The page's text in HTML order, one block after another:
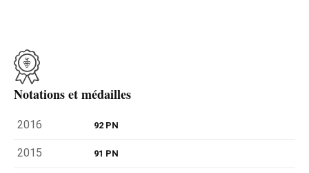
Notations et médailles
2016 92 PN
2015 91 PN